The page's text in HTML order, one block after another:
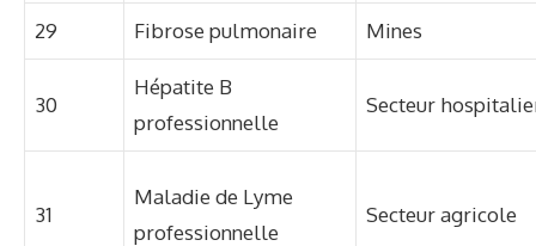
29 Fibrose pulmonaire Mines
30
Hépatite B
professionnelle
Secteur
31
Maladie de Lyme
professionnelle
Secteur agricole